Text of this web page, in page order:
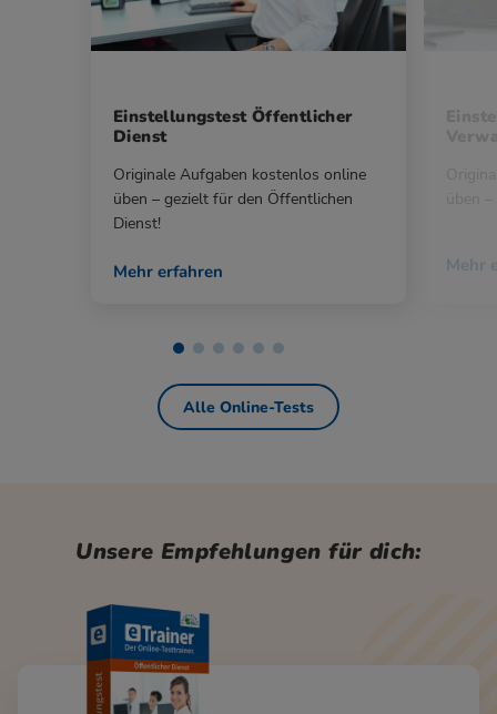
Einstellungstest Öffentlicher
Dienst
Originale Aufgaben kostenlos online
üben – gezielt für den Öffentlichen
Dienst!
Mehr erfahren Mehr
Alle Online-Tests
Unsere Empfehlungen für dich: